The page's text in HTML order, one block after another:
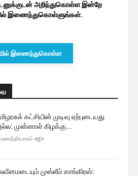
அறிந்துகொள்ள இன்றே
இணைந்துகொள்ளுங்கள்.
இணைந்துகொள்ள
கட்சியின் முடிவு ஏற்புடையது
முன்னாள் கிழக்கு...
ago
முஸ்லீம் காங்கிரஸ்: